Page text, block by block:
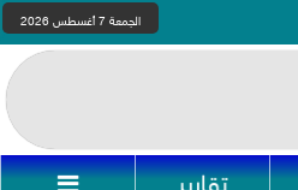
الجمعة 7 أغسطس 2026
تقارير 